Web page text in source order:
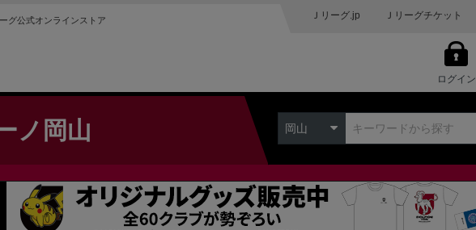
グ公式オンラインストア Ｊリーグ.jp Ｊリーグチケット
ログイン
ノ岡山 岡山